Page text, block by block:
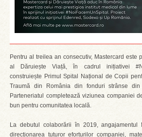
Pentru al treilea an consecutiv, Mastercard este
al Dăruiește Viață, în cadrul inițiativei
construiește Primul Spital Național de Copii
Traumă din România din fonduri strânse
Parteneriatul completează viziunea companiei
bun pentru comunitatea locală.
La debutul colaborării în 2019, angajamentul
direcționarea tuturor eforturilor companiei,